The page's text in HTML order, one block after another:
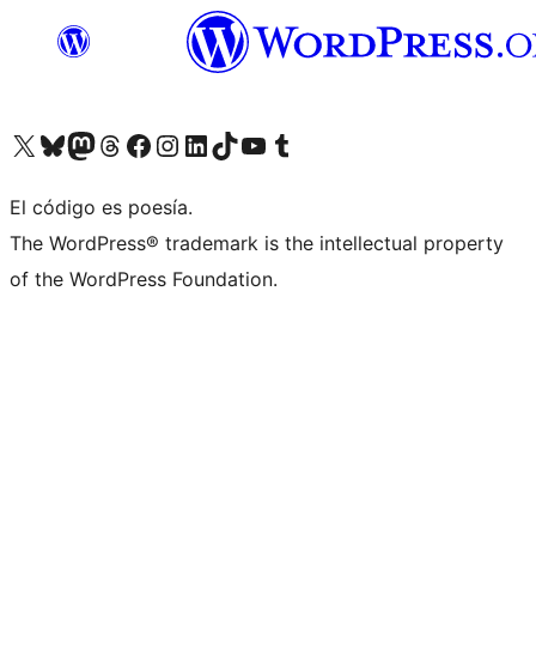
Visita nuestra cuenta de X (anteriormente Twitter)
Visita nuestra cuenta de Bluesky
Visita nuestra cuenta de Mastodon
Visita nuestra cuenta de Threads
Visita nuestra página de Facebook
Visita nuestra cuenta de Instagram
Visita nuestra cuenta de LinkedIn
Visita nuestra cuenta de TikTok
Visita nuestro canal de YouTube
Visita nuestra cuenta de Tumblr
El código es poesía.
The WordPress® trademark is the intellectual property
of the WordPress Foundation.